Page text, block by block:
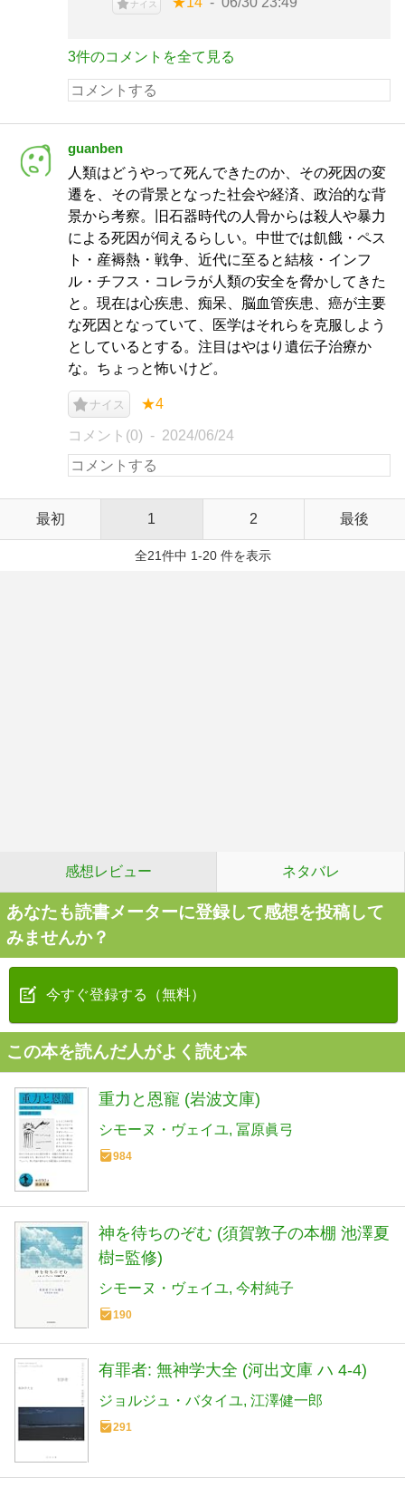
ナイス
3件のコメントを全て見る
guanben
人類はどうやって死んできたのか、その死因の変
遷を、その背景となった社会や経済、政治的な背
景から考察。旧石器時代の人骨からは殺人や暴力
による死因が伺えるらしい。中世では飢餓・ペス
ト・産褥熱・戦争、近代に至ると結核・インフ
ル・チフス・コレラが人類の安全を脅かしてきた
と。現在は心疾患、痴呆、脳血管疾患、癌が主要
な死因となっていて、医学はそれらを克服しよう
としているとする。注目はやはり遺伝子治療か
な。ちょっと怖いけど。
ナイス ★4
コメント(0) 2024/06/24
最初 1 2 最後
全21件中 1-20 件を表示
感想レビュー ネタバレ
あなたも読書メーターに登録して感想を投稿して
みませんか？
今すぐ登録する（無料）
この本を読んだ人がよく読む本
重力と恩寵 (岩波文庫)
シモーヌ・ヴェイユ 冨原眞弓
984
神を待ちのぞむ (須賀敦子の本棚 池澤夏
樹=監修)
シモーヌ・ヴェイユ 今村純子
190
有罪者: 無神学大全 (河出文庫 ハ 4-4)
ジョルジュ・バタイユ 江澤健一郎
291